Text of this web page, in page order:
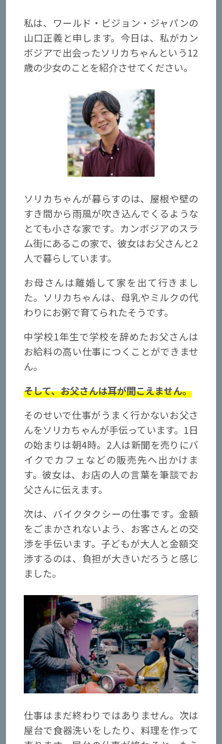
私は、ワールド・ビジョン・ジャパンの
山口正義と申します。今日は、私がカン
ボジアで出会ったソリカちゃんという12
歳の少女のことを紹介させてください。
ソリカちゃんが暮らすのは、屋根や壁の
すき間から雨風が吹き込んでくるような
とても小さな家です。カンボジアのスラ
ム街にあるこの家で、彼女はお父さんと2
人で暮らしています。
お母さんは離婚して家を出て行きまし
た。ソリカちゃんは、母乳やミルクの代
わりにお粥で育てられたそうです。
中学校1年生で学校を辞めたお父さんは
お給料の高い仕事につくことができませ
ん。
そして、お父さんは耳が聞こえません。
そのせいで仕事がうまく行かないお父さ
んをソリカちゃんが手伝っています。1日
の始まりは朝4時。2人は新聞を売りにバ
イクでカフェなどの販売先へ出かけま
す。彼女は、お店の人の言葉を筆談でお
父さんに伝えます。
次は、バイクタクシーの仕事です。金額
をごまかされないよう、お客さんとの交
渉を手伝います。子どもが大人と金額交
渉するのは、負担が大きいだろうと感じ
ました。
仕事はまだ終わりではありません。次は
屋台で食器洗いをしたり、料理を作って